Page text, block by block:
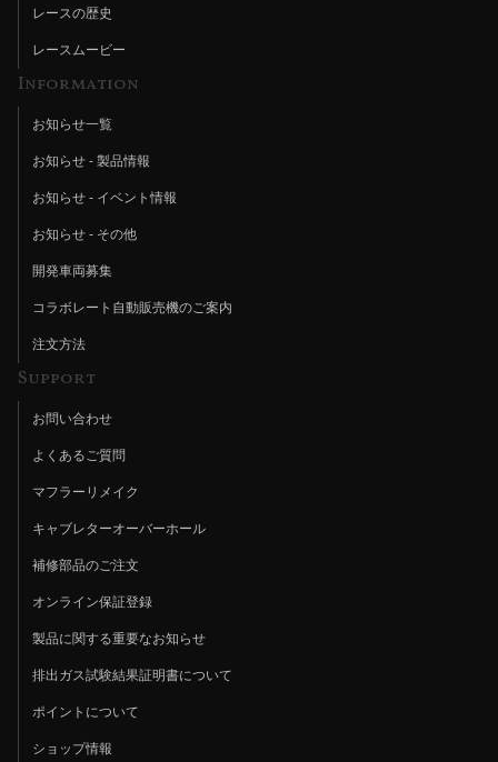
レースの歴史
レースムービー
Information
お知らせ一覧
お知らせ - 製品情報
お知らせ - イベント情報
お知らせ - その他
開発車両募集
コラボレート自動販売機のご案内
注文方法
Support
お問い合わせ
よくあるご質問
マフラーリメイク
キャブレターオーバーホール
補修部品のご注文
オンライン保証登録
製品に関する重要なお知らせ
排出ガス試験結果証明書について
ポイントについて
ショップ情報